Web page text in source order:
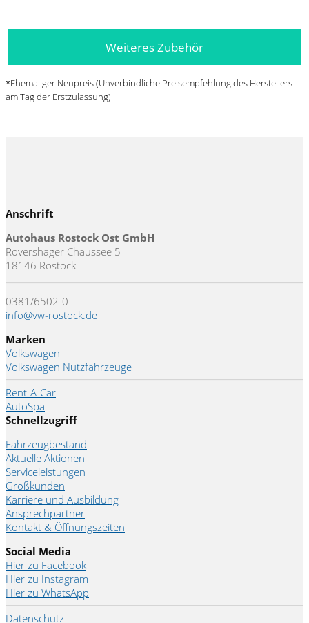
Weiteres Zubehör
*Ehemaliger Neupreis (Unverbindliche Preisempfehlung des Herstellers
am Tag der Erstzulassung)
Anschrift
Autohaus Rostock Ost GmbH
Rövershäger Chaussee 5
18146 Rostock
0381/6502-0
info@vw-rostock.de
Marken
Volkswagen
Volkswagen Nutzfahrzeuge
Rent-A-Car
AutoSpa
Schnellzugriff
Fahrzeugbestand
Aktuelle Aktionen
Serviceleistungen
Großkunden
Karriere und Ausbildung
Ansprechpartner
Kontakt & Öffnungszeiten
Social Media
Hier zu Facebook
Hier zu Instagram
Hier zu WhatsApp
Datenschutz